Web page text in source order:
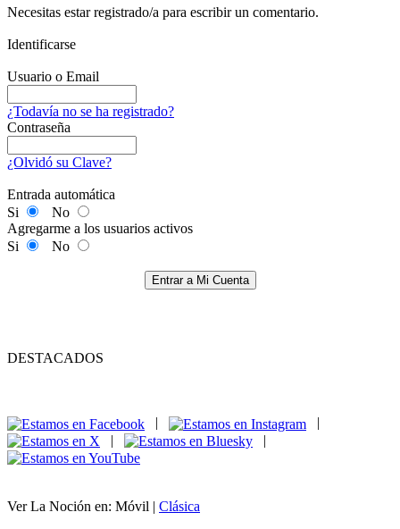
Necesitas estar registrado/a para escribir un comentario.
Identificarse
Usuario o Email
¿Todavía no se ha registrado?
Contraseña
¿Olvidó su Clave?
Entrada automática
Si
No
Agregarme a los usuarios activos
Si
No
Entrar a Mi Cuenta
DESTACADOS
|
|
Ver La Noción en: Móvil | Clásica